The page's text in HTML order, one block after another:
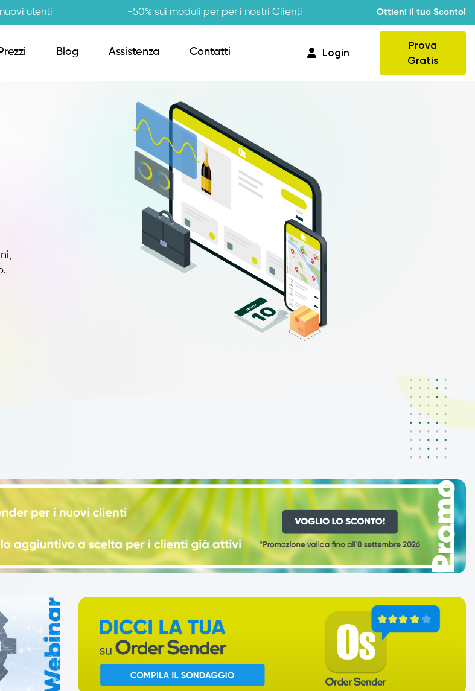
utenti -50% sui moduli per per i nostri Clienti Ottieni il tuo Sconto!
Provvigioni
Business Intelligence
Integrazione
Prezzi Blog Assistenza Contatti Login
Prova
Gratis